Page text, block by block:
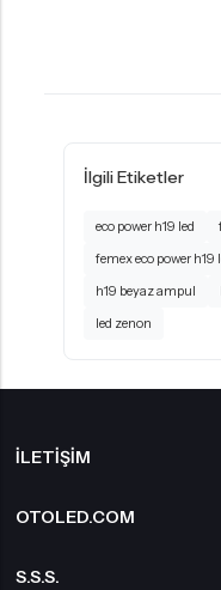
İlgili Etiketler
eco power h19 led
femex eco power h19
h19 beyaz ampul
led zenon
İLETIŞIM
OTOLED.COM
S.S.S.